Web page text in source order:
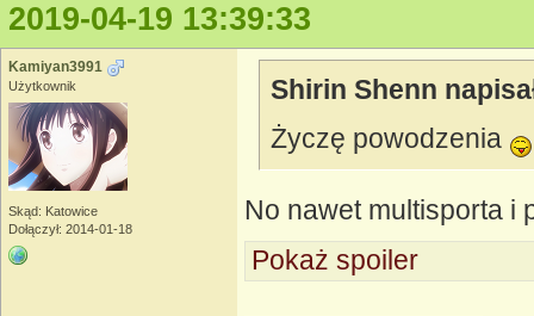
2019-04-19 13:39:33
Kamiyan3991
Użytkownik
Skąd: Katowice
Dołączył: 2014-01-18
Shirin Shenn
Życzę powodzenia
No nawet multisporta i
Pokaż spoiler